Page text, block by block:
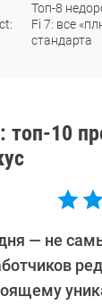
7
отлично
топ-10
— не